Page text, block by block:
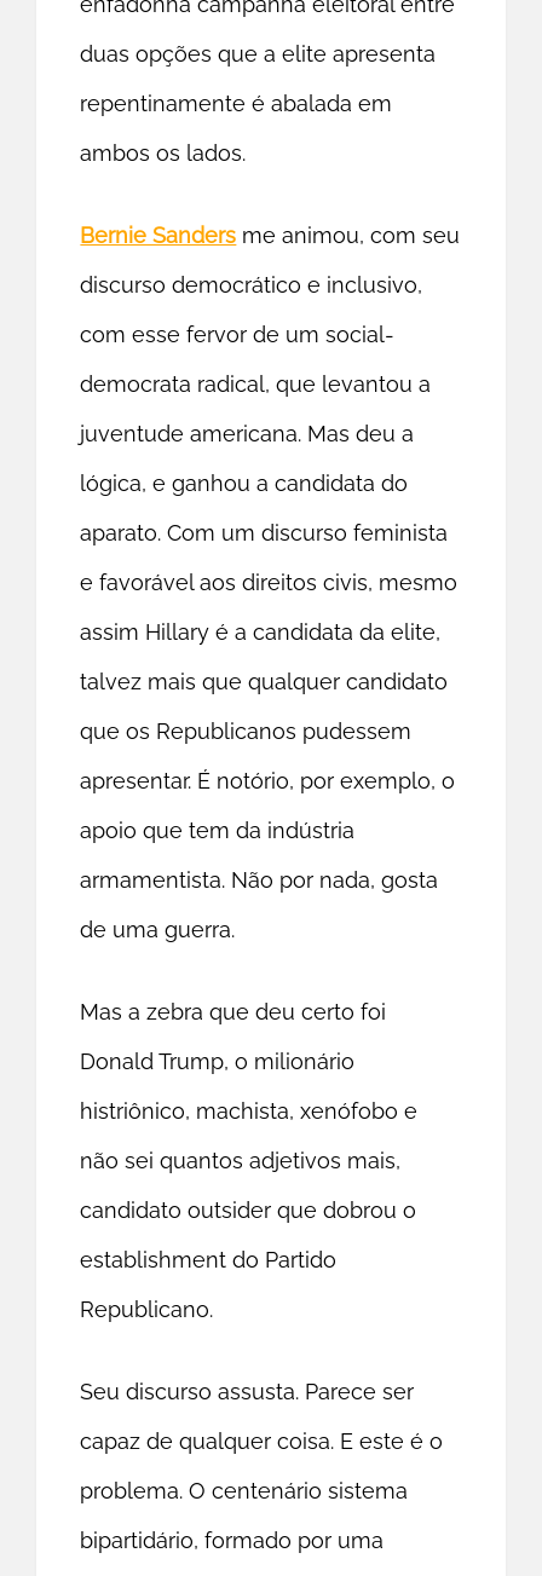
duas opções que a elite apresenta
repentinamente é abalada em
ambos os lados.
Bernie Sanders me animou, com seu
discurso democrático e inclusivo,
com esse fervor de um social-
democrata radical, que levantou a
juventude americana. Mas deu a
lógica, e ganhou a candidata do
aparato. Com um discurso feminista
e favorável aos direitos civis, mesmo
assim Hillary é a candidata da elite,
talvez mais que qualquer candidato
que os Republicanos pudessem
apresentar. É notório, por exemplo, o
apoio que tem da indústria
armamentista. Não por nada, gosta
de uma guerra.
Mas a zebra que deu certo foi
Donald Trump, o milionário
histriônico, machista, xenófobo e
não sei quantos adjetivos mais,
candidato outsider que dobrou o
establishment do Partido
Republicano.
Seu discurso assusta. Parece ser
capaz de qualquer coisa. E este é o
problema. O centenário sistema
bipartidário, formado por uma